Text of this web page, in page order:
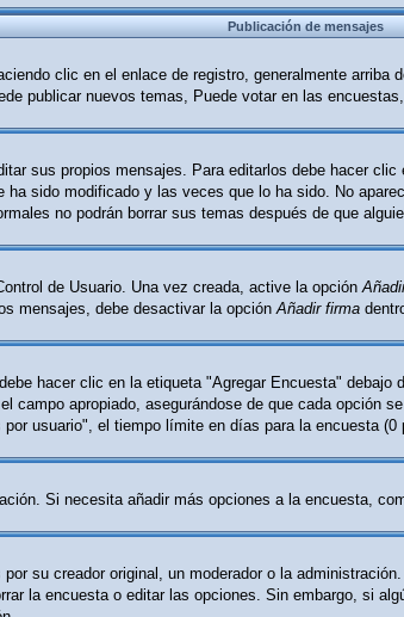
Publicación de mensajes
clic en el enlace de registro, generalmente
publicar nuevos temas, Puede votar en las
sus propios mensajes. Para editarlos debe hacer clic
sido modificado y las veces que lo ha sido. No
no podrán borrar sus temas después de que
de Usuario. Una vez creada, active la opción
mensajes, debe desactivar la opciónAñadir firma
hacer clic en la etiqueta "Agregar Encuesta"
apropiado, asegurándose de que cada opción
usuario", el tiempo límite en días para la encuesta
Si necesita añadir más opciones a la encuesta,
su creador original, un moderador o la
la encuesta o editar las opciones. Sin embargo, si